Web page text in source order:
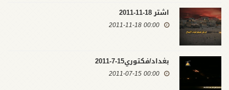
اشتر 18-11-2011
00:00 2011-11-18
بغداد/فكتوري15-7-2011
00:00 2011-07-15